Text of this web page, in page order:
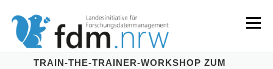
Inhalt
springen
Menü
TRAIN-THE-TRAINER-WORKSHOP ZUM